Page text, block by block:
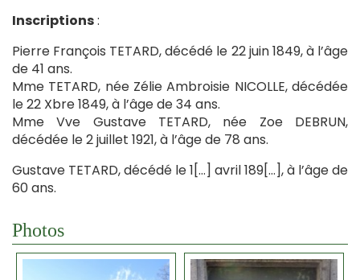
Inscriptions:
Pierre François TETARD, décédé le 22 juin 1849, à l’âge
de 41 ans.
Mme TETARD, née Zélie Ambroisie NICOLLE, décédée
le 22 Xbre 1849, à l’âge de 34 ans.
Mme Vve Gustave TETARD, née Zoe DEBRUN,
décédée le 2 juillet 1921, à l’âge de 78 ans.
Gustave TETARD, décédé le 1[…] avril 189[…], à l’âge de
60 ans.
Photos